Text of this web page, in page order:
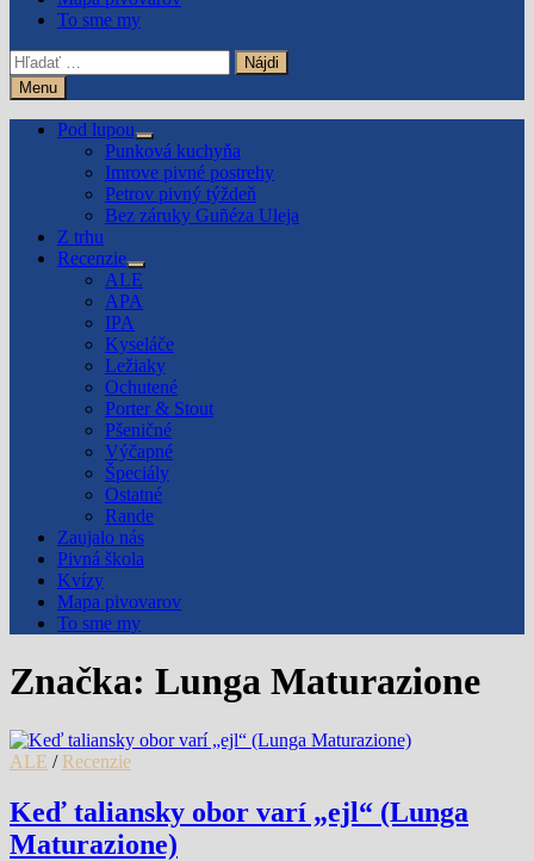
To sme my
Hľadať:
Menu
Pod lupou
Show
sub
menu
Punková kuchyňa
Imrove pivné postrehy
Petrov pivný týždeň
Bez záruky Guñéza Uleja
Z trhu
Recenzie
Show
sub
menu
ALE
APA
IPA
Kyseláče
Ležiaky
Ochutené
Porter & Stout
Pšeničné
Výčapné
Špeciály
Ostatné
Rande
Zaujalo nás
Pivná škola
Kvízy
Mapa pivovarov
To sme my
Značka: Lunga Maturazione
ALE / Recenzie
Keď taliansky obor varí „ejl“ (Lunga
Maturazione)